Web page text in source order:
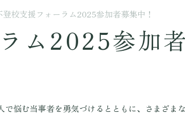
登校支援フォーラム2025参加者募集中！
ム2025参加
悩む当事者を勇気づけるとともに、さまざま